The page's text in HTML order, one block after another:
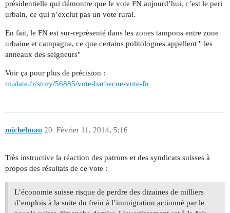
présidentielle qui démontre que le vote FN aujourd’hui, c’est le peri
urbain, ce qui n’exclut pas un vote rural.
En fait, le FN est sur-représenté dans les zones tampons entre zone
urbaine et campagne, ce que certains politologues appellent " les
anneaux des seigneurs"
Voir ça pour plus de précision :
m.slate.fr/story/56885/vote-barbecue-vote-fn
michelmau Février 11, 2014, 5:16
20
Très instructive la réaction des patrons et des syndicats suisses à
propos des résultats de ce vote :
L’économie suisse risque de perdre des dizaines de milliers
d’emplois à la suite du frein à l’immigration actionné par le